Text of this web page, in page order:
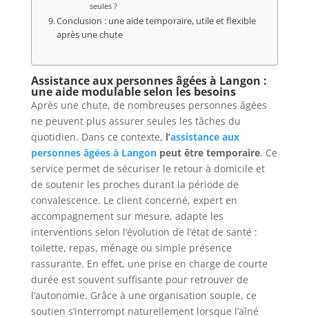
seules ?
Conclusion : une aide temporaire, utile et flexible
après une chute
Assistance aux personnes âgées à Langon :
une aide modulable selon les besoins
Après une chute, de nombreuses personnes âgées
ne peuvent plus assurer seules les tâches du
quotidien. Dans ce contexte, l’assistance aux
personnes âgées à Langon peut être temporaire. Ce
service permet de sécuriser le retour à domicile et
de soutenir les proches durant la période de
convalescence. Le client concerné, expert en
accompagnement sur mesure, adapte les
interventions selon l’évolution de l’état de santé :
toilette, repas, ménage ou simple présence
rassurante. En effet, une prise en charge de courte
durée est souvent suffisante pour retrouver de
l’autonomie. Grâce à une organisation souple, ce
soutien s’interrompt naturellement lorsque l’aîné